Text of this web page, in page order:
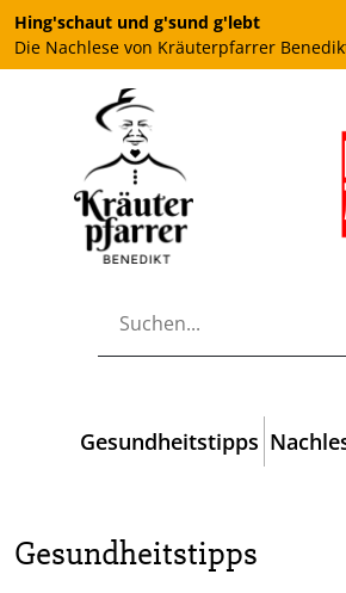
Hing'schaut und g'sund g'lebt
Die Nachlese von Kräuterpfarrer
Gesundheitstipps
Gesundheitstipps